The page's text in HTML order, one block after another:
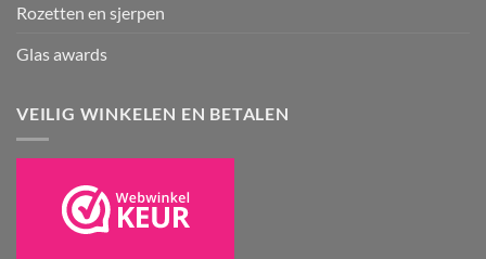
Rozetten en sjerpen
Glas awards
VEILIG WINKELEN EN BETALEN